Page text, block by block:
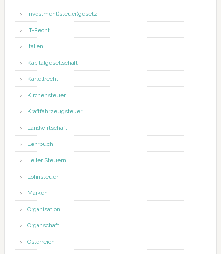
Investment(steuer)gesetz
IT-Recht
Italien
Kapitalgesellschaft
Kartellrecht
Kirchensteuer
Kraftfahrzeugsteuer
Landwirtschaft
Lehrbuch
Leiter Steuern
Lohnsteuer
Marken
Organisation
Organschaft
Österreich